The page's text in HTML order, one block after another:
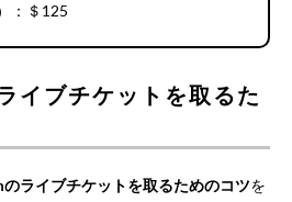
：＄125
イブチケットを取るた
ライブチケットを取るためのコツを